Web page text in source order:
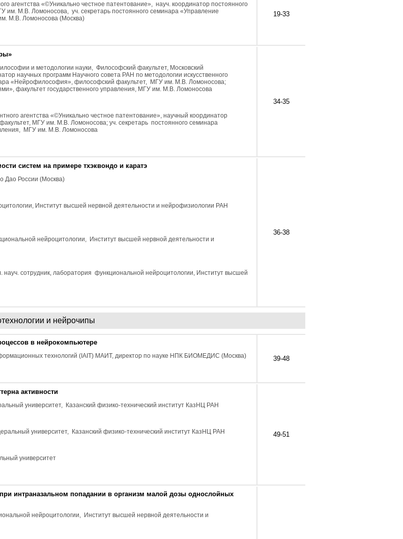
агентства «©Уникально честное патентование», науч. координатор постоянного
М.В. Ломоносова, уч. секретарь постоянного семинара «Управление
М.В. Ломоносова (Москва)
19-33
и методологии науки, Философский факультет, Московский
научных программ Научного совета РАН по методологии искусственного
«Нейрофилософия», философский факультет, МГУ им. М.В. Ломоносова;
факультет государственного управления, МГУ им. М.В. Ломоносова
агентства «©Уникально честное патентование», научный координатор
МГУ им. М.В. Ломоносова; уч. секретарь постоянного семинара
МГУ им. М.В. Ломоносова
34-35
систем на примере тхэквондо и каратэ
Дао России (Москва)
Институт высшей нервной деятельности и нейрофизиологии РАН
нейроцитологии, Институт высшей нервной деятельности и
науч. сотрудник, лаборатория функциональной нейроцитологии, Институт высшей
36-38
и нейрочипы
в нейрокомпьютере
технологий (IAIT) МАИТ, директор по науке НПК БИОМЕДИС (Москва)
39-48
активности
университет, Казанский физико-технический институт КазНЦ РАН
университет, Казанский физико-технический институт КазНЦ РАН
университет
49-51
интраназальном попадании в организм малой дозы однослойных
нейроцитологии, Институт высшей нервной деятельности и